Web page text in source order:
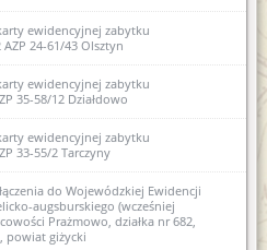
do wojewódzkiej
26-69/69 Mojtyny
karty ewidencyjnej
do wojewódzkiej
26-68/9 Machary
karty ewidencyjnej
do wojewódzkiej
26-68/10 Machary
nowej karty ewidencyjnej
AZP 26-68/1 Babięta
ewidencyjnej zabytku
24-61/43 Olsztyn
ewidencyjnej zabytku
35-58/12 Działdowo
ewidencyjnej zabytku
33-55/2 Tarczyny
do Wojewódzkiej Ewidencji
augsburskiego (wcześniej
Prażmowo, działka nr 682,
powiat giżycki